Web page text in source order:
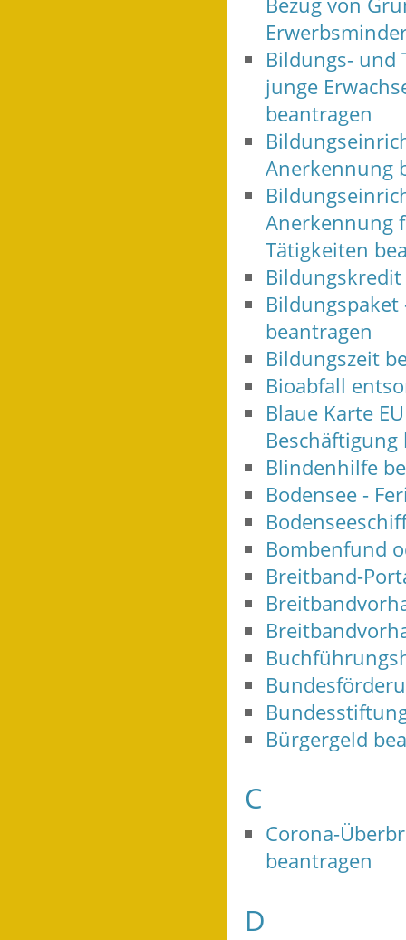
Bildungs- und
junge
beantragen
Anerkennung
Anerkennung
Tätigkeiten
beantragen
Bildungszeit
Bioabfall
Blaue Karte
Blindenhilfe
Bodensee -
Bombenfund
Breitband-
Bürgergeld
C
Corona-
beantragen
D